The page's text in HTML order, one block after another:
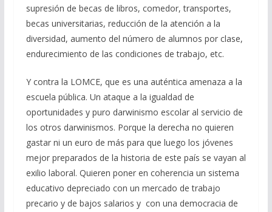
supresión de becas de libros, comedor, transportes,
becas universitarias, reducción de la atención a la
diversidad, aumento del número de alumnos por clase,
endurecimiento de las condiciones de trabajo, etc.
Y contra la LOMCE, que es una auténtica amenaza a la
escuela pública. Un ataque a la igualdad de
oportunidades y puro darwinismo escolar al servicio de
los otros darwinismos. Porque la derecha no quieren
gastar ni un euro de más para que luego los jóvenes
mejor preparados de la historia de este país se vayan al
exilio laboral. Quieren poner en coherencia un sistema
educativo depreciado con un mercado de trabajo
precario y de bajos salarios y con una democracia de